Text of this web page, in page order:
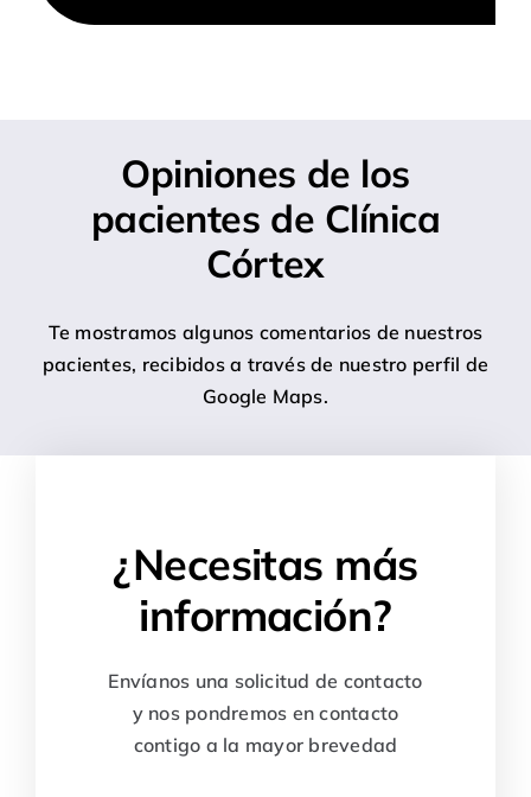
Opiniones de los
pacientes de Clínica
Córtex
Te mostramos algunos comentarios de nuestros
pacientes, recibidos a través de nuestro perfil de
Google Maps.
¿Necesitas más
información?
Envíanos una solicitud de contacto
y nos pondremos en contacto
contigo a la mayor brevedad